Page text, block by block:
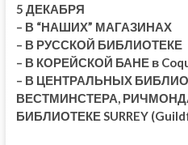
5 ДЕКАБРЯ
– В “НАШИХ” МАГАЗИНАХ
– В РУССКОЙ БИБЛИОТЕКЕ
– В КОРЕЙСКОЙ БАНЕ в
– В ЦЕНТРАЛЬНЫХ
ВЕСТМИНСТЕРА,
БИБЛИОТЕКЕ SURREY